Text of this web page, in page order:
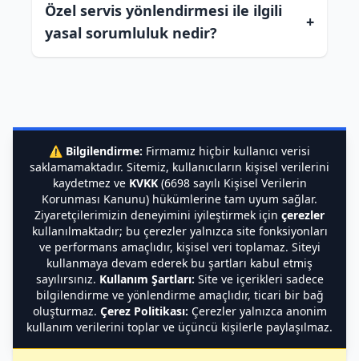
Özel servis yönlendirmesi ile ilgili
yasal sorumluluk nedir?
+
⚠️ Bilgilendirme: Firmamız hiçbir kullanıcı verisi
saklamamaktadır. Sitemiz, kullanıcıların kişisel verilerini
kaydetmez ve KVKK(6698 sayılı Kişisel Verilerin
Korunması Kanunu) hükümlerine tam uyum sağlar.
Ziyaretçilerimizin deneyimini iyileştirmek için çerezler
kullanılmaktadır; bu çerezler yalnızca site fonksiyonları
ve performans amaçlıdır, kişisel veri toplamaz. Siteyi
kullanmaya devam ederek bu şartları kabul etmiş
sayılırsınız. Kullanım Şartları: Site ve içerikleri sadece
bilgilendirme ve yönlendirme amaçlıdır, ticari bir bağ
oluşturmaz. Çerez Politikası: Çerezler yalnızca anonim
kullanım verilerini toplar ve üçüncü kişilerle paylaşılmaz.